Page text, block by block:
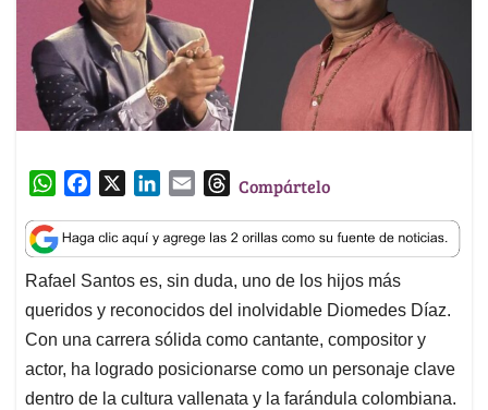
W
a
t
s
A
p
p
c
e
b
o
o
k
n
k
e
d
I
n
a
i
l
T
r
e
a
d
s
Compártelo
Rafael Santos es, sin duda, uno de los hijos más
queridos y reconocidos del inolvidable Diomedes Díaz.
Con una carrera sólida como cantante, compositor y
actor, ha logrado posicionarse como un personaje clave
dentro de la cultura vallenata y la farándula colombiana.